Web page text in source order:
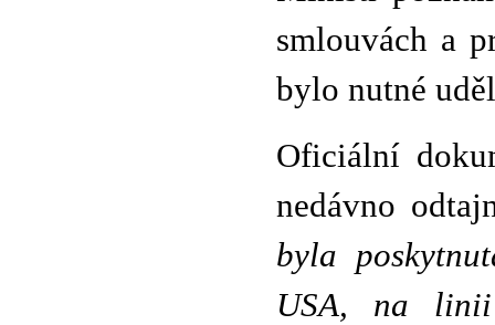
smlouvách a
bylo nutné
Oficiální
nedávno
byla
USA, na linii